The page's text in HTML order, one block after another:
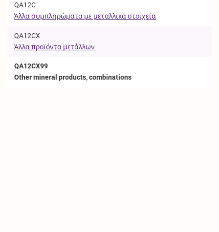
QA12C
Άλλα συμπληρώματα με μεταλλικά στοιχεία
QA12CX
Άλλα προϊόντα μετάλλων
QA12CX99
Other mineral products, combinations